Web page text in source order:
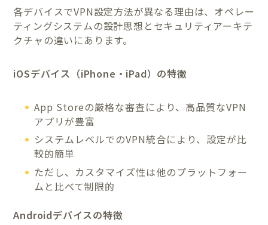
各デバイスでVPN設定方法が異なる理由は、オペレー
ティングシステムの設計思想とセキュリティアーキテ
クチャの違いにあります。
iOSデバイス（iPhone・iPad）の特徴
App Storeの厳格な審査により、高品質なVPN
アプリが豊富
システムレベルでのVPN統合により、設定が比
較的簡単
ただし、カスタマイズ性は他のプラットフォー
ムと比べて制限的
Androidデバイスの特徴